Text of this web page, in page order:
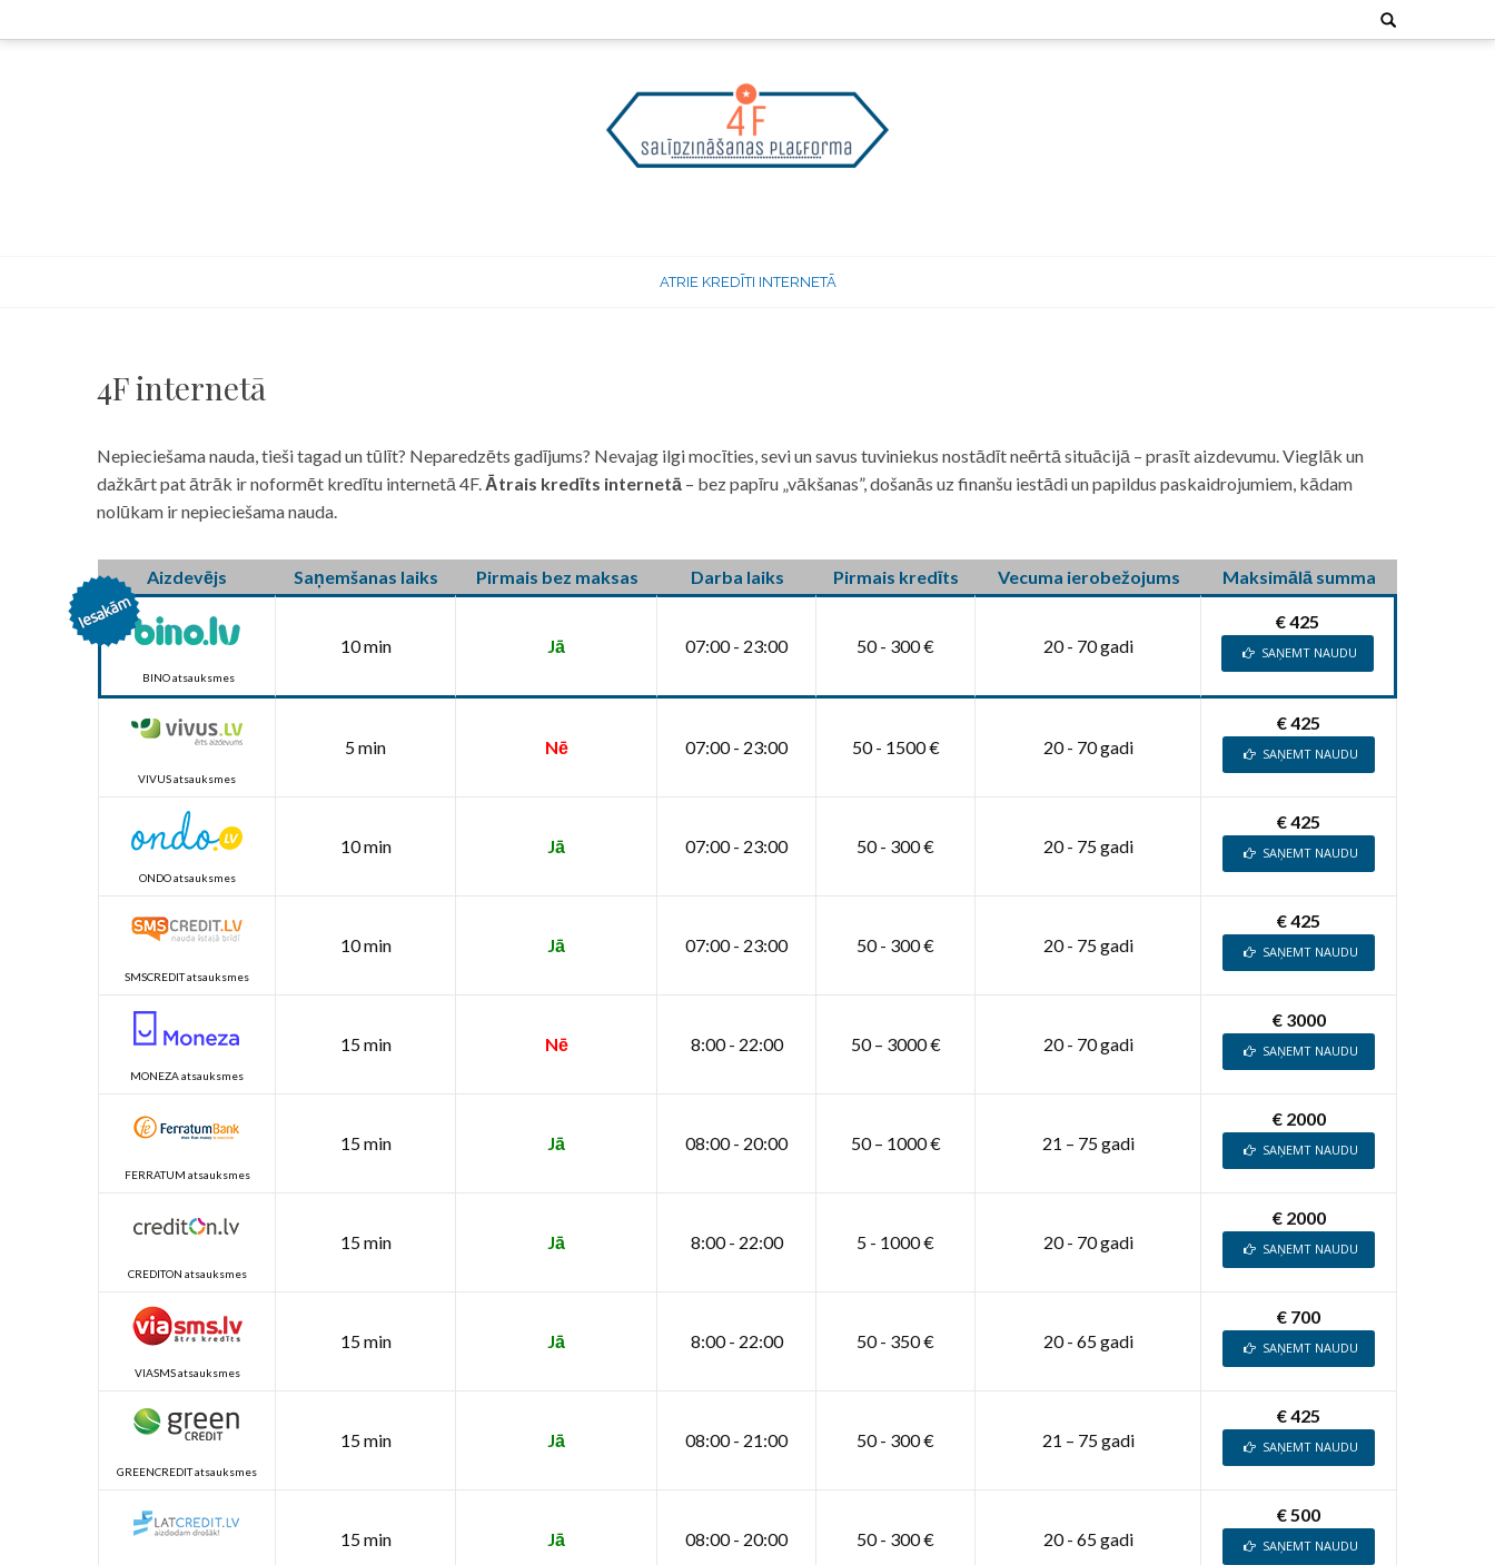
to
Search
for:
ATRIE KREDĪTI INTERNETĀ
4F internetā
Nepieciešama nauda, tieši tagad un tūlīt? Neparedzēts gadījums? Nevajag ilgi mocīties, sevi un savus tuviniekus nostādīt neērtā situācijā – prasīt aizdevumu. Vieglāk un
dažkārt pat ātrāk ir noformēt kredītu internetā 4F. Ātrais kredīts internetā – bez papīru „vākšanas”, došanās uz finanšu iestādi un papildus paskaidrojumiem, kādam
nolūkam ir nepieciešama nauda.
Aizdevējs Saņemšanas laiks Pirmais bez maksas Darba laiks Pirmais kredīts Vecuma ierobežojums Maksimālā summa
BINO atsauksmes
10 min Jā 07:00 - 23:00 50 - 300 € 20 - 70 gadi
€ 425
SAŅEMT NAUDU
VIVUS atsauksmes
5 min Nē 07:00 - 23:00 50 - 1500 € 20 - 70 gadi
€ 425
SAŅEMT NAUDU
ONDO atsauksmes
10 min Jā 07:00 - 23:00 50 - 300 € 20 - 75 gadi
€ 425
SAŅEMT NAUDU
SMSCREDIT atsauksmes
10 min Jā 07:00 - 23:00 50 - 300 € 20 - 75 gadi
€ 425
SAŅEMT NAUDU
MONEZA atsauksmes
15 min Nē 8:00 - 22:00 50 – 3000 € 20 - 70 gadi
€ 3000
SAŅEMT NAUDU
FERRATUM atsauksmes
15 min Jā 08:00 - 20:00 50 – 1000 € 21 – 75 gadi
€ 2000
SAŅEMT NAUDU
CREDITON atsauksmes
15 min Jā 8:00 - 22:00 5 - 1000 € 20 - 70 gadi
€ 2000
SAŅEMT NAUDU
VIASMS atsauksmes
15 min Jā 8:00 - 22:00 50 - 350 € 20 - 65 gadi
€ 700
SAŅEMT NAUDU
GREENCREDIT atsauksmes
15 min Jā 08:00 - 21:00 50 - 300 € 21 – 75 gadi
€ 425
SAŅEMT NAUDU
15 min Jā 08:00 - 20:00 50 - 300 € 20 - 65 gadi
€ 500
SAŅEMT NAUDU